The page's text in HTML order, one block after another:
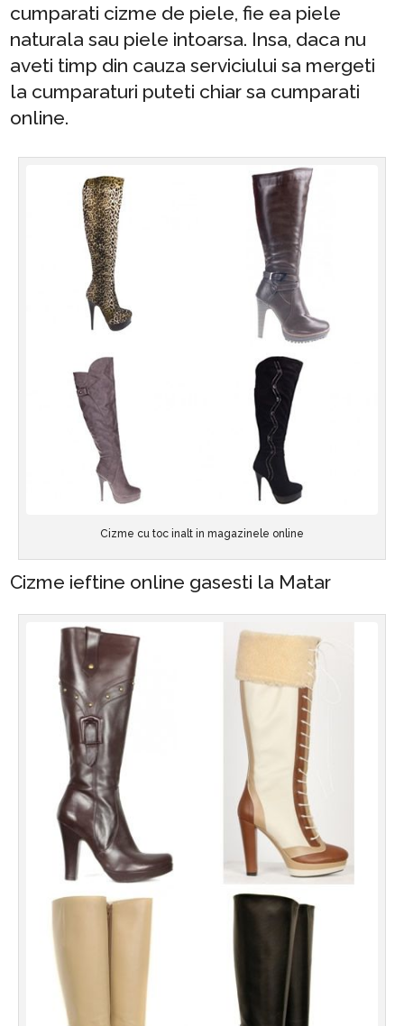
cumparati cizme de piele, fie ea piele
naturala sau piele intoarsa. Insa, daca nu
aveti timp din cauza serviciului sa mergeti
la cumparaturi puteti chiar sa cumparati
online.
Cizme cu toc inalt in magazinele online
Cizme ieftine online gasesti la Matar